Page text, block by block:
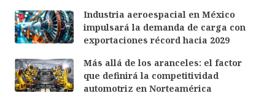
Industria aeroespacial en México
impulsará la demanda de carga con
exportaciones récord hacia 2029
Más allá de los aranceles: el factor
que definirá la competitividad
automotriz en Norteamérica